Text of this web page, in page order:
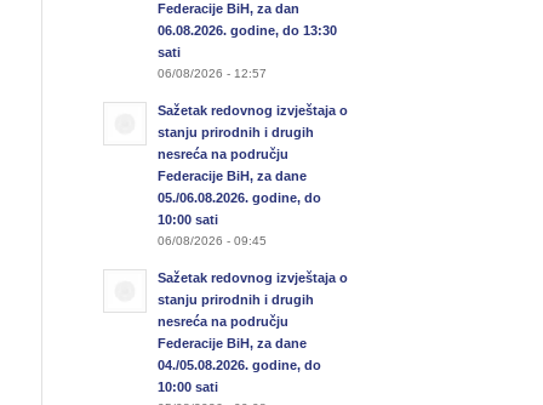
Federacije BiH, za dan
06.08.2026. godine, do 13:30
sati
06/08/2026 - 12:57
Sažetak redovnog izvještaja o
stanju prirodnih i drugih
nesreća na području
Federacije BiH, za dane
05./06.08.2026. godine, do
10:00 sati
06/08/2026 - 09:45
Sažetak redovnog izvještaja o
stanju prirodnih i drugih
nesreća na području
Federacije BiH, za dane
04./05.08.2026. godine, do
10:00 sati